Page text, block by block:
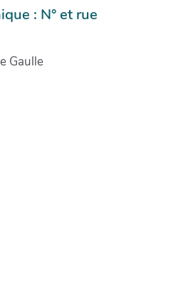
: N° et rue
Gaulle